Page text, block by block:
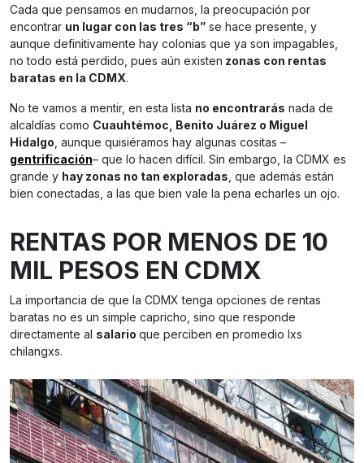
Cada que pensamos en mudarnos, la preocupación por
encontrar un lugar con las tres “b” se hace presente, y
aunque definitivamente hay colonias que ya son impagables,
no todo está perdido, pues aún existen zonas con rentas
baratas en la CDMX.
No te vamos a mentir, en esta lista no encontrarás nada de
alcaldías como Cuauhtémoc, Benito Juárez o Miguel
Hidalgo, aunque quisiéramos hay algunas cositas –
gentrificación– que lo hacen difícil. Sin embargo, la CDMX es
grande y hay zonas no tan exploradas, que además están
bien conectadas, a las que bien vale la pena echarles un ojo.
RENTAS POR MENOS DE 10
MIL PESOS EN CDMX
La importancia de que la CDMX tenga opciones de rentas
baratas no es un simple capricho, sino que responde
directamente al salario que perciben en promedio lxs
chilangxs.